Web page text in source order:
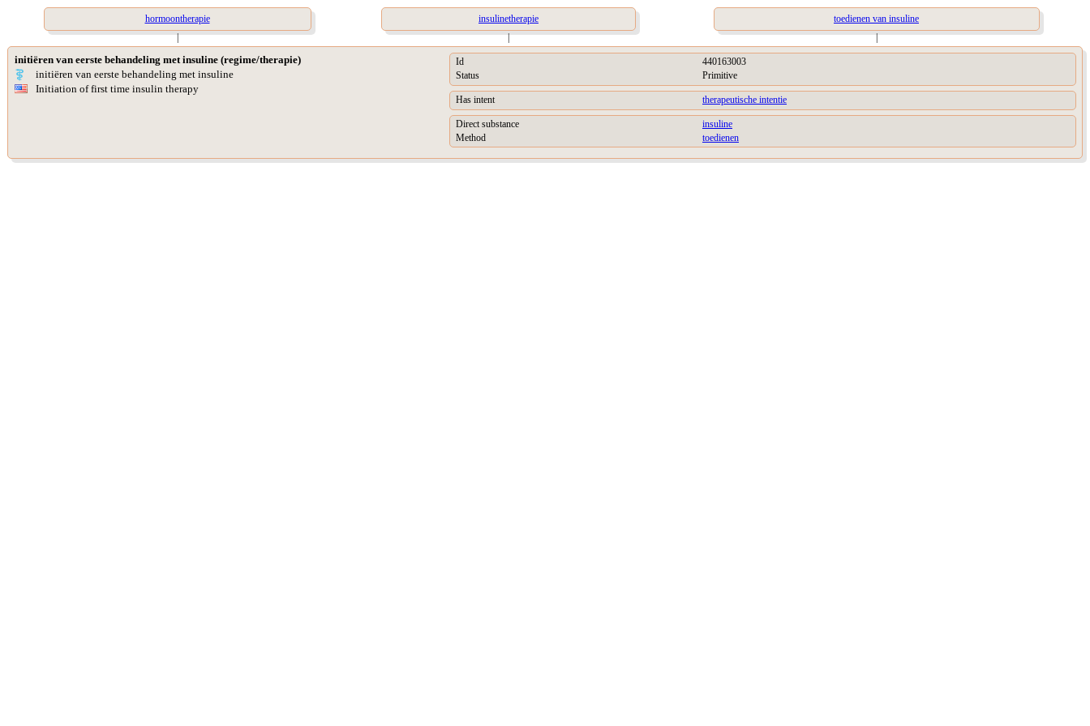
hormoontherapie insulinetherapie
toedienen van insuline
|
| |
initiëren van eerste behandeling met insuline (regime/therapie)
initiëren van eerste behandeling met insuline
Initiation of first time insulin therapy
Id
440163003
Status
Primitive
Has intent therapeutische intentie
Direct substance
insuline
Method
toedienen